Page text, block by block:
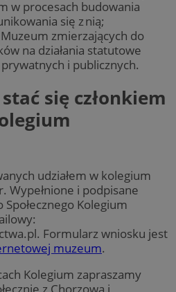
w procesach budowania
się z nią;
zmierzających do
na działania statutowe
i publicznych.
się członkiem
udziałem w kolegium
Wypełnione i podpisane
Społecznego Kolegium
. Formularz wniosku jest
muzeum.
Kolegium zapraszamy